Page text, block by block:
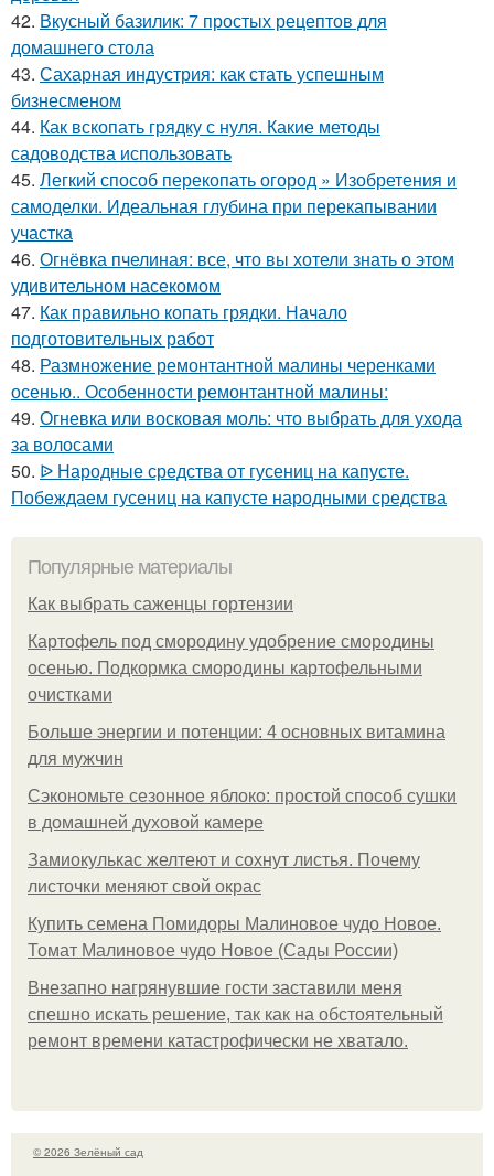
42. Вкусный базилик: 7 простых рецептов для
домашнего стола
43. Сахарная индустрия: как стать успешным
бизнесменом
44. Как вскопать грядку с нуля. Какие методы
садоводства использовать
45. Легкий способ перекопать огород » Изобретения и
самоделки. Идеальная глубина при перекапывании
участка
46. Огнёвка пчелиная: все, что вы хотели знать о этом
удивительном насекомом
47. Как правильно копать грядки. Начало
подготовительных работ
48. Размножение ремонтантной малины черенками
осенью.. Особенности ремонтантной малины:
49. Огневка или восковая моль: что выбрать для ухода
за волосами
50. ᐉ Народные средства от гусениц на капусте.
Побеждаем гусениц на капусте народными средства
Популярные материалы
Как выбрать саженцы гортензии
Картофель под смородину удобрение смородины
осенью. Подкормка смородины картофельными
очистками
Больше энергии и потенции: 4 основных витамина
для мужчин
Сэкономьте сезонное яблоко: простой способ сушки
в домашней духовой камере
Замиокулькас желтеют и сохнут листья. Почему
листочки меняют свой окрас
Купить семена Помидоры Малиновое чудо Новое.
Томат Малиновое чудо Новое (Сады России)
Внезапно нагрянувшие гости заставили меня
спешно искать решение, так как на обстоятельный
ремонт времени катастрофически не хватало.
© 2026 Зелёный сад